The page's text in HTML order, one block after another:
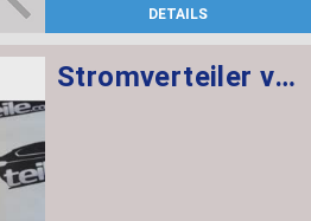
DETAILS
Stromverteiler vorne